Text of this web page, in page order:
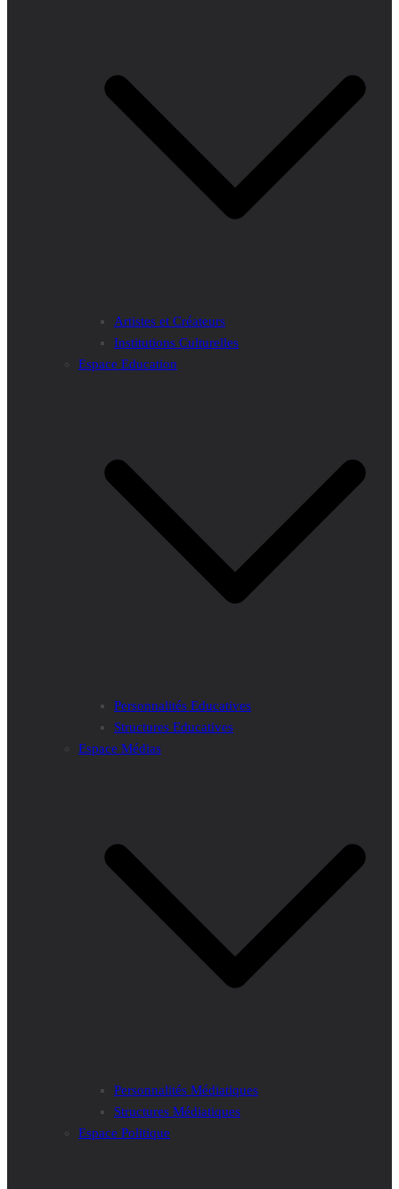
Artistes et Créateurs
Institutions Culturelles
Espace Education
Personnalités Educatives
Structures Educatives
Espace Médias
Personnalités Médiatiques
Structures Médiatiques
Espace Politique